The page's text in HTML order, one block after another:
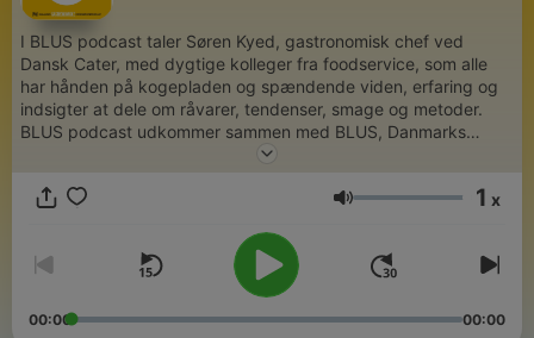
I BLUS podcast taler Søren Kyed, gastronomisk chef ved
Dansk Cater, med dygtige kolleger fra foodservice, som alle
har hånden på kogepladen og spændende viden, erfaring og
indsigter at dele om råvarer, tendenser, smage og metoder.
BLUS podcast udkommer sammen med BLUS, Danmarks
gastronomiske foodservice magasin, to gange om året og er
Rigtig god fornøjelse.
Volym 1 x
00:00 00:00